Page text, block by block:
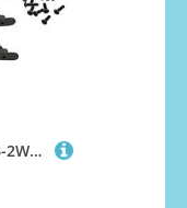
Carson 500405667 - X10EB-2WD Dämpferbrücke/Karo-Halter-Set, Zubehör